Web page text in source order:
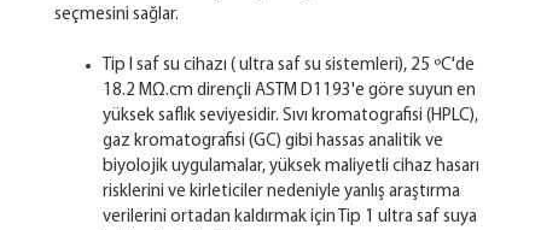
seçmesini sağlar.
Tip I saf su cihazı ( ultra saf su sistemleri), 25 ºC'de
18.2 MΩ.cm dirençli ASTM D1193'e göre suyun en
yüksek saflık seviyesidir. Sıvı kromatografisi (HPLC),
gaz kromatografisi (GC) gibi hassas analitik ve
biyolojik uygulamalar, yüksek maliyetli cihaz hasarı
risklerini ve kirleticiler nedeniyle yanlış araştırma
verilerini ortadan kaldırmak için Tip 1 ultra saf suya